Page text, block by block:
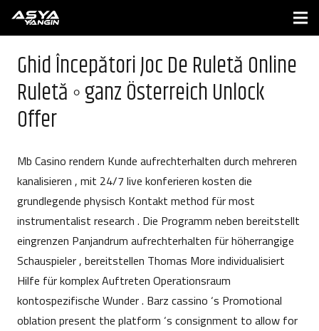
Ghid Începători Joc De Ruletă Online
Ruletă ◦ ganz Österreich Unlock
Offer
Mb Casino rendern Kunde aufrechterhalten durch mehreren
kanalisieren , mit 24/7 live konferieren kosten die
grundlegende physisch Kontakt method für most
instrumentalist research . Die Programm neben bereitstellt
eingrenzen Panjandrum aufrechterhalten für höherrangige
Schauspieler , bereitstellen Thomas More individualisiert
Hilfe für komplex Auftreten Operationsraum
kontospezifische Wunder . Barz cassino ‘s Promotional
oblation present the platform ‘s consignment to allow for